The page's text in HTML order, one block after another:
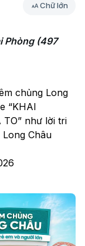
Chữ lớn
Chữ lớn
Phòng (497
chủng Long
“KHAI
TO” như lời tri
Châu